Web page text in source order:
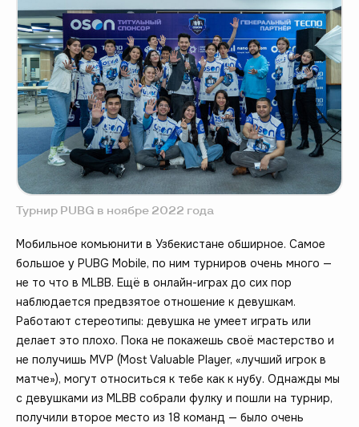
Турнир PUBG в ноябре 2022 года
Мобильное комьюнити в Узбекистане обширное. Самое
большое у PUBG Mobile, по ним турниров очень много —
не то что в MLBB. Ещё в онлайн-играх до сих пор
наблюдается предвзятое отношение к девушкам.
Работают стереотипы: девушка не умеет играть или
делает это плохо. Пока не покажешь своё мастерство и
не получишь MVP (Most Valuable Player, «лучший игрок в
матче»), могут относиться к тебе как к нубу. Однажды мы
с девушками из MLBB собрали фулку и пошли на турнир,
получили второе место из 18 команд — было очень